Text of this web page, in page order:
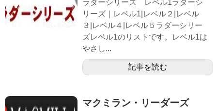
ラダーシリーズ レベル1ラダーシ
リーズ｜レベル1|レベル２|レベル
３|レベル４|レベル５ラダーシリー
ズレベル1のリストです。レベル1は
やさし...
記事を読む
マクミラン・リーダーズ